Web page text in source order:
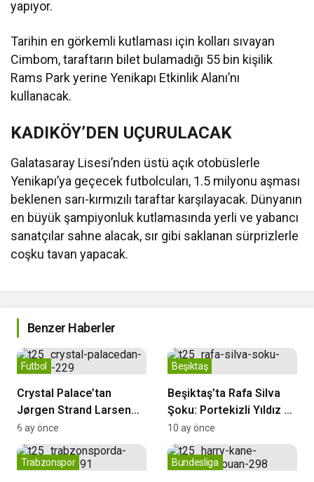
yapıyor.
Tarihin en görkemli kutlaması için kolları sıvayan
Cimbom, taraftarın bilet bulamadığı 55 bin kişilik
Rams Park yerine Yenikapı Etkinlik Alanı’nı
kullanacak.
KADIKÖY’DEN UÇURULACAK
Galatasaray Lisesi’nden üstü açık otobüslerle
Yenikapı’ya geçecek futbolcuları, 1.5 milyonu aşması
beklenen sarı-kırmızılı taraftar karşılayacak. Dünyanın
en büyük şampiyonluk kutlamasında yerli ve yabancı
sanatçılar sahne alacak, sır gibi saklanan sürprizlerle
coşku tavan yapacak.
Benzer Haberler
Crystal Palace’tan
Jørgen Strand Larsen
için rekor teklif
Futbol
6 ay önce
Beşiktaş’ta Rafa Silva
Şoku: Portekizli Yıldız 1-
2 Hafta Yok
Beşiktaş
10 ay önce
Trabzonspor Bundesliga